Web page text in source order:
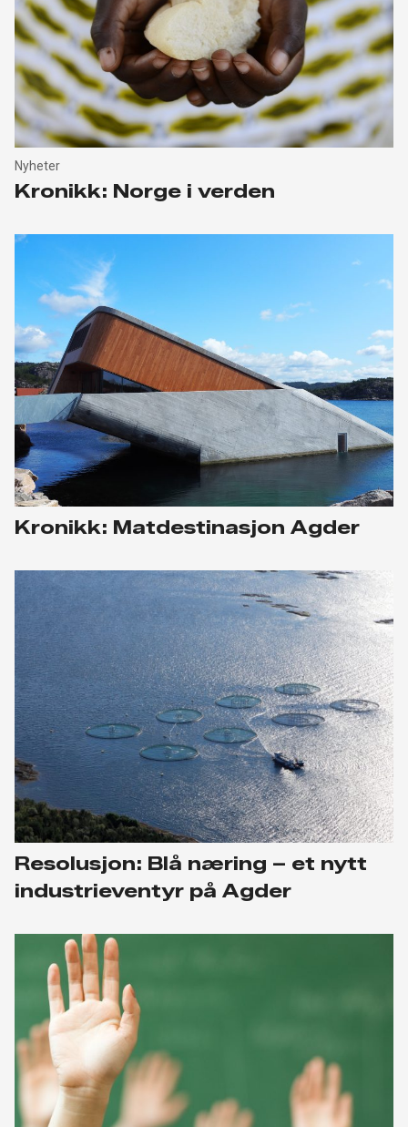
Nyheter
Kronikk: Norge i verden
Kronikk: Matdestinasjon Agder
Resolusjon: Blå næring – et nytt
industrieventyr på Agder